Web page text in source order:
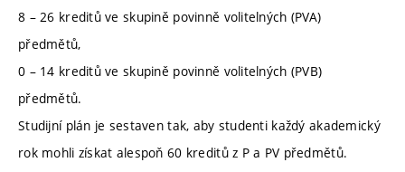
8 – 26 kreditů ve skupině povinně volitelných (PVA)
předmětů,
0 – 14 kreditů ve skupině povinně volitelných (PVB)
předmětů.
Studijní plán je sestaven tak, aby studenti každý akademický
rok mohli získat alespoň 60 kreditů z P a PV předmětů.